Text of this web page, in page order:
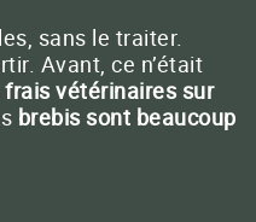
sans le traiter.
Avant, ce n’était
frais vétérinaires sur
brebis sont beaucoup